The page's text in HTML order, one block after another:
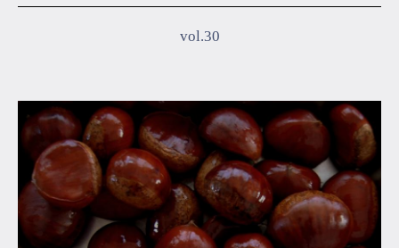
会員規約について
クラス参加にあたっての同意書
特定商取引にかかわる表示
vol.30